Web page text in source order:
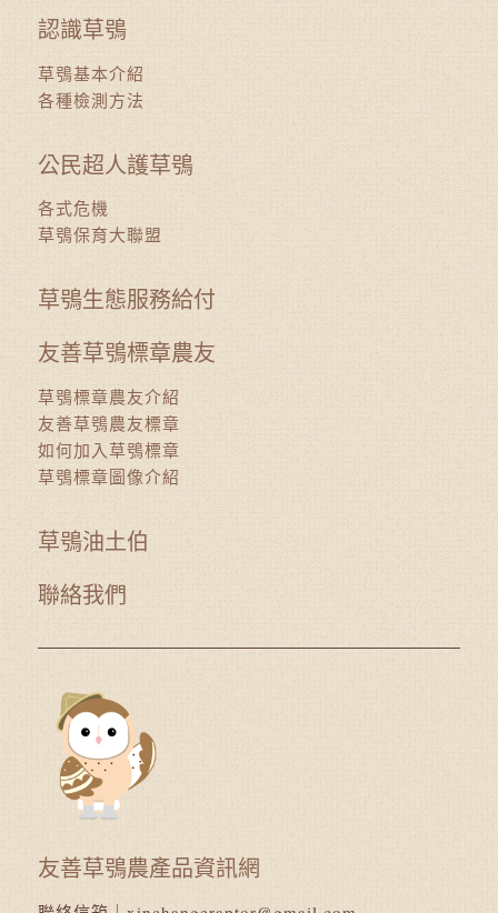
認識草鴞
草鴞基本介紹
各種檢測方法
公民超人護草鴞
各式危機
草鴞保育大聯盟
草鴞生態服務給付
友善草鴞標章農友
草鴞標章農友介紹
友善草鴞農友標章
如何加入草鴞標章
草鴞標章圖像介紹
草鴞油土伯
聯絡我們
友善草鴞農產品資訊網